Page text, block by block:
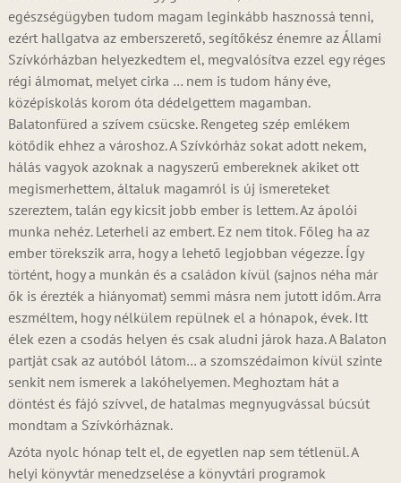
egészségügyben tudom magam leginkább hasznossá tenni,
ezért hallgatva az emberszerető, segítőkész énemre az Állami
Szívkórházban helyezkedtem el, megvalósítva ezzel egy réges
régi álmomat, melyet cirka … nem is tudom hány éve,
középiskolás korom óta dédelgettem magamban.
Balatonfüred a szívem csücske. Rengeteg szép emlékem
kötődik ehhez a városhoz. A Szívkórház sokat adott nekem,
hálás vagyok azoknak a nagyszerű embereknek akiket ott
megismerhettem, általuk magamról is új ismereteket
szereztem, talán egy kicsit jobb ember is lettem. Az ápolói
munka nehéz. Leterheli az embert. Ez nem titok. Főleg ha az
ember törekszik arra, hogy a lehető legjobban végezze. Így
történt, hogy a munkán és a családon kívül (sajnos néha már
ők is érezték a hiányomat) semmi másra nem jutott időm. Arra
eszméltem, hogy nélkülem repülnek el a hónapok, évek. Itt
élek ezen a csodás helyen és csak aludni járok haza. A Balaton
partját csak az autóból látom… a szomszédaimon kívül szinte
senkit nem ismerek a lakóhelyemen. Meghoztam hát a
döntést és fájó szívvel, de hatalmas megnyugvással búcsút
mondtam a Szívkórháznak.
Azóta nyolc hónap telt el, de egyetlen nap sem tétlenül. A
helyi könyvtár menedzselése a könyvtári programok